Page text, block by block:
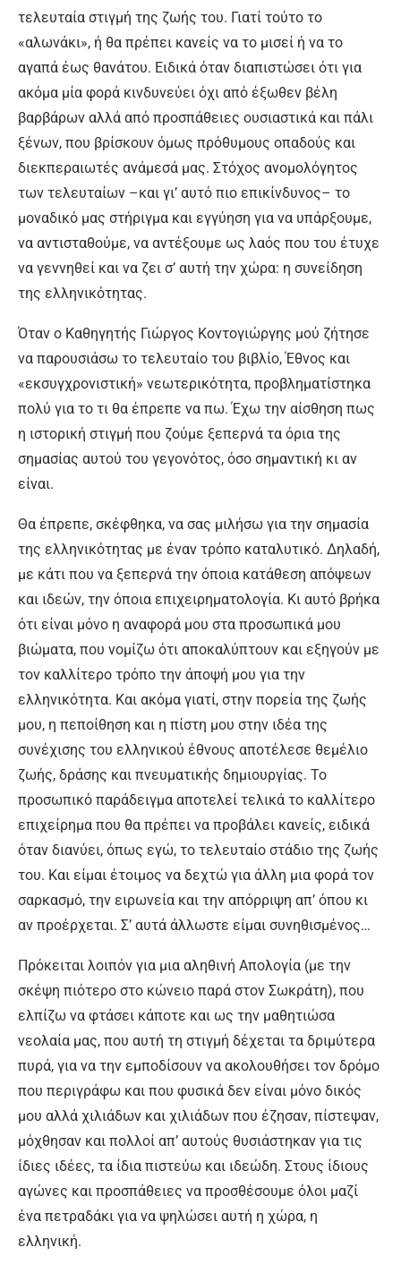
τελευταία στιγμή της ζωής του. Γιατί τούτο το
«αλωνάκι», ή θα πρέπει κανείς να το μισεί ή να το
αγαπά έως θανάτου. Ειδικά όταν διαπιστώσει ότι για
ακόμα μία φορά κινδυνεύει όχι από έξωθεν βέλη
βαρβάρων αλλά από προσπάθειες ουσιαστικά και πάλι
ξένων, που βρίσκουν όμως πρόθυμους οπαδούς και
διεκπεραιωτές ανάμεσά μας. Στόχος ανομολόγητος
των τελευταίων –και γι’ αυτό πιο επικίνδυνος– το
μοναδικό μας στήριγμα και εγγύηση για να υπάρξουμε,
να αντισταθούμε, να αντέξουμε ως λαός που του έτυχε
να γεννηθεί και να ζει σ’ αυτή την χώρα: η συνείδηση
της ελληνικότητας.
Όταν ο Καθηγητής Γιώργος Κοντογιώργης μού ζήτησε
να παρουσιάσω το τελευταίο του βιβλίο, Έθνος και
«εκσυγχρονιστική» νεωτερικότητα, προβληματίστηκα
πολύ για το τι θα έπρεπε να πω. Έχω την αίσθηση πως
η ιστορική στιγμή που ζούμε ξεπερνά τα όρια της
σημασίας αυτού του γεγονότος, όσο σημαντική κι αν
είναι.
Θα έπρεπε, σκέφθηκα, να σας μιλήσω για την σημασία
της ελληνικότητας με έναν τρόπο καταλυτικό. Δηλαδή,
με κάτι που να ξεπερνά την όποια κατάθεση απόψεων
και ιδεών, την όποια επιχειρηματολογία. Κι αυτό βρήκα
ότι είναι μόνο η αναφορά μου στα προσωπικά μου
βιώματα, που νομίζω ότι αποκαλύπτουν και εξηγούν με
τον καλλίτερο τρόπο την άποψή μου για την
ελληνικότητα. Και ακόμα γιατί, στην πορεία της ζωής
μου, η πεποίθηση και η πίστη μου στην ιδέα της
συνέχισης του ελληνικού έθνους αποτέλεσε θεμέλιο
ζωής, δράσης και πνευματικής δημιουργίας. Το
προσωπικό παράδειγμα αποτελεί τελικά το καλλίτερο
επιχείρημα που θα πρέπει να προβάλει κανείς, ειδικά
όταν διανύει, όπως εγώ, το τελευταίο στάδιο της ζωής
του. Και είμαι έτοιμος να δεχτώ για άλλη μια φορά τον
σαρκασμό, την ειρωνεία και την απόρριψη απ’ όπου κι
αν προέρχεται. Σ’ αυτά άλλωστε είμαι συνηθισμένος…
Πρόκειται λοιπόν για μια αληθινή Απολογία (με την
σκέψη πιότερο στο κώνειο παρά στον Σωκράτη), που
ελπίζω να φτάσει κάποτε και ως την μαθητιώσα
νεολαία μας, που αυτή τη στιγμή δέχεται τα δριμύτερα
πυρά, για να την εμποδίσουν να ακολουθήσει τον δρόμο
που περιγράφω και που φυσικά δεν είναι μόνο δικός
μου αλλά χιλιάδων και χιλιάδων που έζησαν, πίστεψαν,
μόχθησαν και πολλοί απ’ αυτούς θυσιάστηκαν για τις
ίδιες ιδέες, τα ίδια πιστεύω και ιδεώδη. Στους ίδιους
αγώνες και προσπάθειες να προσθέσουμε όλοι μαζί
ένα πετραδάκι για να ψηλώσει αυτή η χώρα, η
ελληνική.